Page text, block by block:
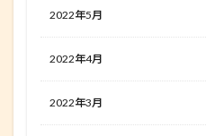
2022年5月
2022年4月
2022年3月